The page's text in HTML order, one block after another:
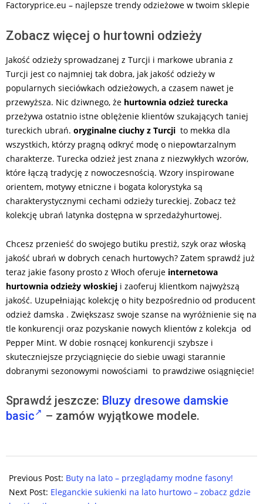
Factoryprice.eu – najlepsze trendy odzieżowe w twoim sklepie
Zobacz więcej o hurtowni odzieży
Jakość odzieży sprowadzanej z Turcji i markowe ubrania z
Turcji jest co najmniej tak dobra, jak jakość odzieży w
popularnych sieciówkach odzieżowych, a czasem nawet je
przewyższa. Nic dziwnego, że hurtownia odzież turecka
przeżywa ostatnio istne oblężenie klientów szukających taniej
tureckich ubrań. oryginalne ciuchy z Turcji to mekka dla
wszystkich, którzy pragną odkryć modę o niepowtarzalnym
charakterze. Turecka odzież jest znana z niezwykłych wzorów,
które łączą tradycję z nowoczesnością. Wzory inspirowane
orientem, motywy etniczne i bogata kolorystyka są
charakterystycznymi cechami odzieży tureckiej. Zobacz też
kolekcję ubrań latynka dostępna w sprzedażyhurtowej.
Chcesz przenieść do swojego butiku prestiż, szyk oraz włoską
jakość ubrań w dobrych cenach hurtowych? Zatem sprawdź już
teraz jakie fasony prosto z Włoch oferuje internetowa
hurtownia odzieży włoskiej i zaoferuj klientkom najwyższą
jakość. Uzupełniając kolekcję o hity bezpośrednio od producent
odzież damska . Zwiększasz swoje szanse na wyróżnienie się na
tle konkurencji oraz pozyskanie nowych klientów z kolekcja od
Pepper Mint. W dobie rosnącej konkurencji szybsze i
skuteczniejsze przyciągnięcie do siebie uwagi starannie
dobranymi sezonowymi nowościami to prawdziwe osiągnięcie!
Sprawdź jeszcze: Bluzy dresowe damskie
basic
– zamów wyjątkowe modele.
09-
04
Previous Post: Buty na lato – przeglądamy modne fasony!
Next Post: Eleganckie sukienki na lato hurtowo – zobacz gdzie